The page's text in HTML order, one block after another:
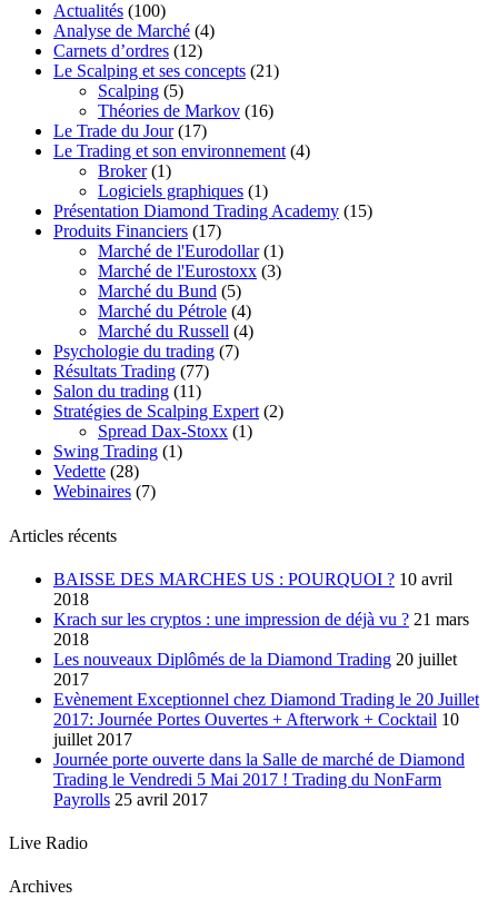
Actualités (100)
Analyse de Marché (4)
Carnets d’ordres (12)
Le Scalping et ses concepts (21)
Scalping (5)
Théories de Markov (16)
Le Trade du Jour(17)
Le Trading et son environnement (4)
Broker(1)
Logiciels graphiques (1)
Présentation Diamond Trading Academy (15)
Produits Financiers (17)
Marché de l'Eurodollar(1)
Marché de l'Eurostoxx (3)
Marché du Bund (5)
Marché du Pétrole (4)
Marché du Russell (4)
Psychologie du trading (7)
Résultats Trading (77)
Salon du trading (11)
Stratégies de Scalping Expert (2)
Spread Dax-Stoxx (1)
Swing Trading (1)
Vedette (28)
Webinaires (7)
Articles récents
BAISSE DES MARCHES US : POURQUOI ? 10 avril
2018
Krach sur les cryptos : une impression de déjà vu ? 21 mars
2018
Les nouveaux Diplômés de la Diamond Trading 20 juillet
2017
Evènement Exceptionnel chez Diamond Trading le 20 Juillet
2017: Journée Portes Ouvertes + Afterwork + Cocktail 10
juillet 2017
Journée porte ouverte dans la Salle de marché de Diamond
Trading le Vendredi 5 Mai 2017 ! Trading du NonFarm
Payrolls 25 avril 2017
Live Radio
Archives